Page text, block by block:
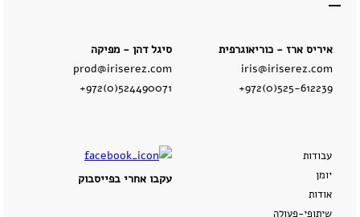
איריס ארז - כוריאוגרפית
iris@iriserez.com
+972(0)525-612239
סיגל דהן - מפיקה
prod@iriserez.com
+972(0)524490071
עבודות
יומן
אודות
שיתופי-פעולה
עקבו אחרי בפייסבוק